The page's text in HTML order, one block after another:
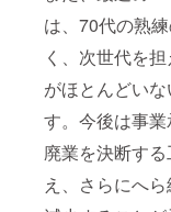
は、70代の熟
く、次世代を
がほとんどい
す。今後は事
廃業を決断す
え、さらにへ